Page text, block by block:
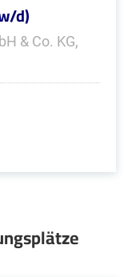
d)
& Co. KG,